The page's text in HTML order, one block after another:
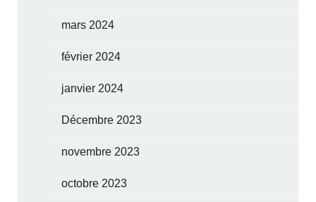
mars 2024
février 2024
janvier 2024
Décembre 2023
novembre 2023
octobre 2023